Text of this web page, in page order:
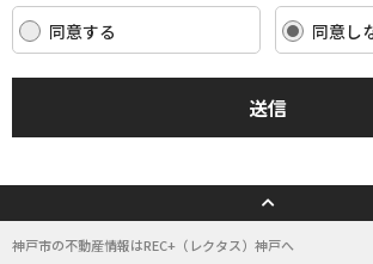
当社は、これらのお客さまの個人情報（以下「お客
す。）の適正な保護を重大な責務と認識し、この責務
法令を遵守し、適切に取り扱います。また、適宜取扱
す。
ます。また、取引先等に対しても適切にお客さま情
(3) お客さま情報の収集に際しては、利用目的を特定
同意する 同意し
送信
神戸市の不動産情報はREC+（レクタス）神戸へ